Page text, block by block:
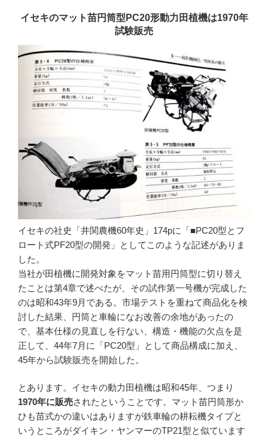
イセキのマット苗円筒型PC20形動力田植機は1970年
試験販売
イセキの社史「井関農機60年史」174pに「■PC20型とフ
ロート式PF20型の開発」としてこのような記述がありま
した。
当社が田植機に開発対象をマット苗用円筒型に切り替え
たことは第4章で述べたが、その試作第一号機が完成した
のは昭和43年9月である。市場テストを重ねて商品化を検
討した結果、円筒と車輪になお改善の余地があったの
で、基本仕様の見直しを行ない、構造・機能の欠点を是
正して、44年7月に「PC20型」として商品構成に加え、
45年から試験販売を開始した。
とあります。イセキの動力田植機は昭和45年、つまり
1970年に販売されたということです。マット苗円筒形か
ひも苗式かの違いはありますが鉄車輪の耕耘機タイプと
いうところがダイキン・ヤンマーのTP21型と似ています